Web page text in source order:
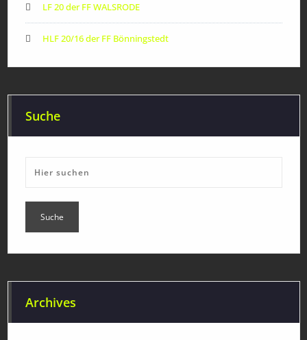
LF 20 der FF WALSRODE
HLF 20/16 der FF Bönningstedt
Suche
Archives